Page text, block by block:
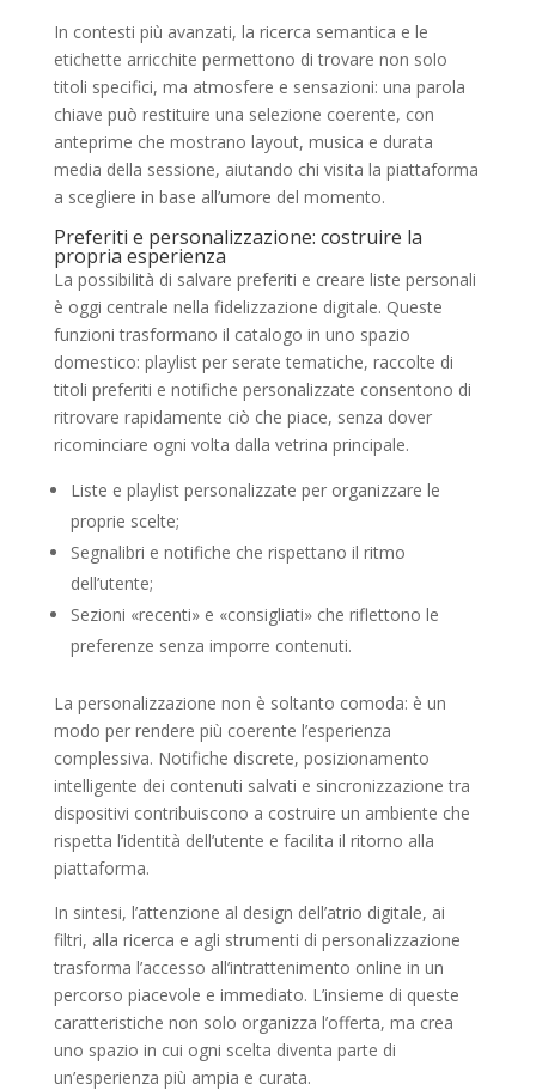
In contesti più avanzati, la ricerca semantica e le
etichette arricchite permettono di trovare non solo
titoli specifici, ma atmosfere e sensazioni: una parola
chiave può restituire una selezione coerente, con
anteprime che mostrano layout, musica e durata
media della sessione, aiutando chi visita la piattaforma
a scegliere in base all’umore del momento.
Preferiti e personalizzazione: costruire la
propria esperienza
La possibilità di salvare preferiti e creare liste personali
è oggi centrale nella fidelizzazione digitale. Queste
funzioni trasformano il catalogo in uno spazio
domestico: playlist per serate tematiche, raccolte di
titoli preferiti e notifiche personalizzate consentono di
ritrovare rapidamente ciò che piace, senza dover
ricominciare ogni volta dalla vetrina principale.
Liste e playlist personalizzate per organizzare le
proprie scelte;
Segnalibri e notifiche che rispettano il ritmo
dell’utente;
Sezioni «recenti» e «consigliati» che riflettono le
preferenze senza imporre contenuti.
La personalizzazione non è soltanto comoda: è un
modo per rendere più coerente l’esperienza
complessiva. Notifiche discrete, posizionamento
intelligente dei contenuti salvati e sincronizzazione tra
dispositivi contribuiscono a costruire un ambiente che
rispetta l’identità dell’utente e facilita il ritorno alla
piattaforma.
In sintesi, l’attenzione al design dell’atrio digitale, ai
filtri, alla ricerca e agli strumenti di personalizzazione
trasforma l’accesso all’intrattenimento online in un
percorso piacevole e immediato. L’insieme di queste
caratteristiche non solo organizza l’offerta, ma crea
uno spazio in cui ogni scelta diventa parte di
un’esperienza più ampia e curata.